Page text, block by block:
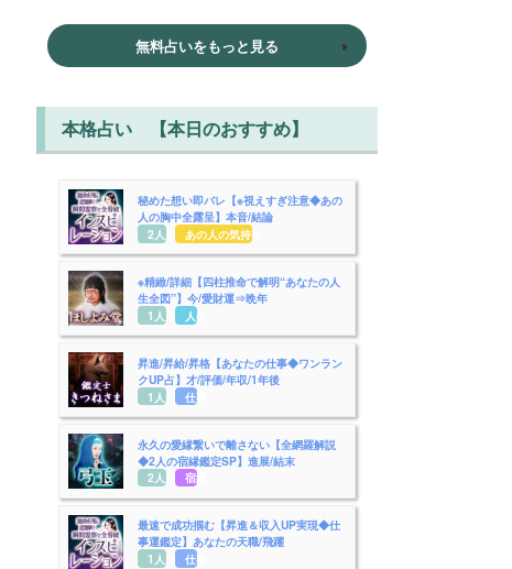
無料占いをもっと見る
本格占い 【本日のおすすめ】
秘めた想い即バレ【※視えすぎ注意◆あの
人の胸中全露呈】本音/結論
2人用 あの人の気持ち
※精緻/詳細【四柱推命で解明“あなたの人
生全図”】今/愛財運⇒晩年
1人用
人生
昇進/昇給/昇格【あなたの仕事◆ワンラン
クUP占】才/評価/年収/1年後
1人用 仕事
永久の愛縁繋いで離さない【全網羅解説
◆2人の宿縁鑑定SP】進展/結末
2人用 宿縁
最速で成功掴む【昇進＆収入UP実現◆仕
事運鑑定】あなたの天職/飛躍
1人用
仕事